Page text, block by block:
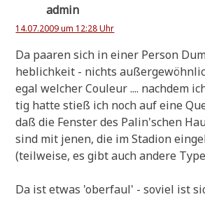
admin
14.07.2009 um 12:28 Uhr
Da paa­ren sich in einer Per­son
heb­lich­keit - nichts
egal wel­cher Cou­leur .... nach­dem
tig hat­te stieß ich noch auf eine
daß die Fen­ster des Palin'schen
sind mit jenen, die im Sta­di­on
(teil­wei­se, es gibt auch ande­re
Da ist etwas 'ober­faul' - soviel ist